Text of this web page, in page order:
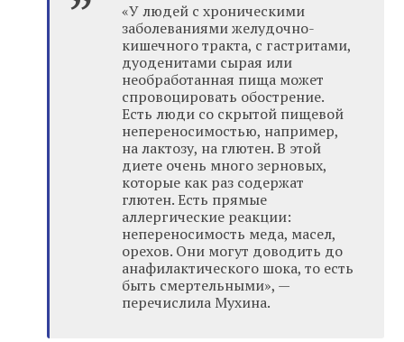
«У людей с хроническими
заболеваниями желудочно-
кишечного тракта, с гастритами,
дуоденитами сырая или
необработанная пища может
спровоцировать обострение.
Есть люди со скрытой пищевой
непереносимостью, например,
на лактозу, на глютен. В этой
диете очень много зерновых,
которые как раз содержат
глютен. Есть прямые
аллергические реакции:
непереносимость меда, масел,
орехов. Они могут доводить до
анафилактического шока, то есть
быть смертельными», —
перечислила Мухина.